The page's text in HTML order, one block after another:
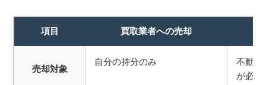
項目 買取業者への売却
売却対象
自分の持分のみ
不動産
が必要